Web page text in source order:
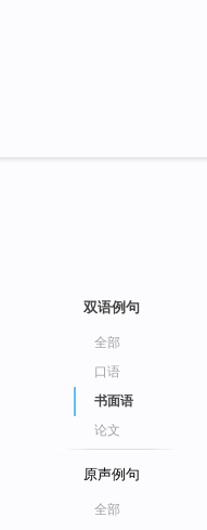
双语例句
全部
口语
书面语
论文
原声例句
全部